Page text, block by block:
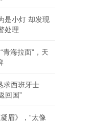
是小灯 却发现
处理
青海拉面”，天
求西班牙士
回国”
眉》，“太像